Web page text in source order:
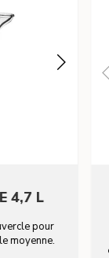
4,7 L
pour
moyenne.